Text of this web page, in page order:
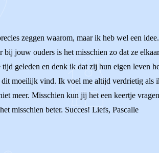
zeggen waarom, maar ik heb wel een
jouw ouders is het misschien zo dat ze
geleden en denk ik dat zij hun eigen leven
dit moeilijk vind. Ik voel me altijd verdrietig als
meer. Misschien kun jij het een keertje
misschien beter. Succes! Liefs, Pascalle